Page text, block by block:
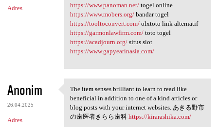
Adres
https://www.panoman.net/togel online
https://www.mobers.org/bandar togel
https://tooltoconvert.com/olxtoto link alternatif
https://garmonlawfirm.com/toto togel
https://acadjourn.org/situs slot
https://www.gapyearinasia.com/
Anonim
26.04.2025
Adres
The item senses brilliant to
The item senses brilliant to learn to read like
beneficial in addition to one of a kind articles or
blog posts with your internet websites. あきる野市
の歯医者きらら歯科 https://kirarashika.com/